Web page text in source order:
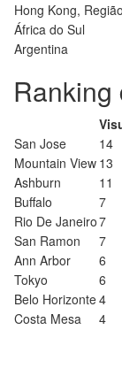
Hong Kong,
África do Sul
Argentina
Ranking
San Jose
14
Mountain View 13
Ashburn
11
Buffalo
7
Rio De Janeiro7
San Ramon
7
Ann Arbor
6
Tokyo
6
Belo Horizonte4
Costa Mesa
4